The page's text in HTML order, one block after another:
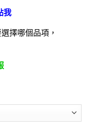
我
擇哪個品項，